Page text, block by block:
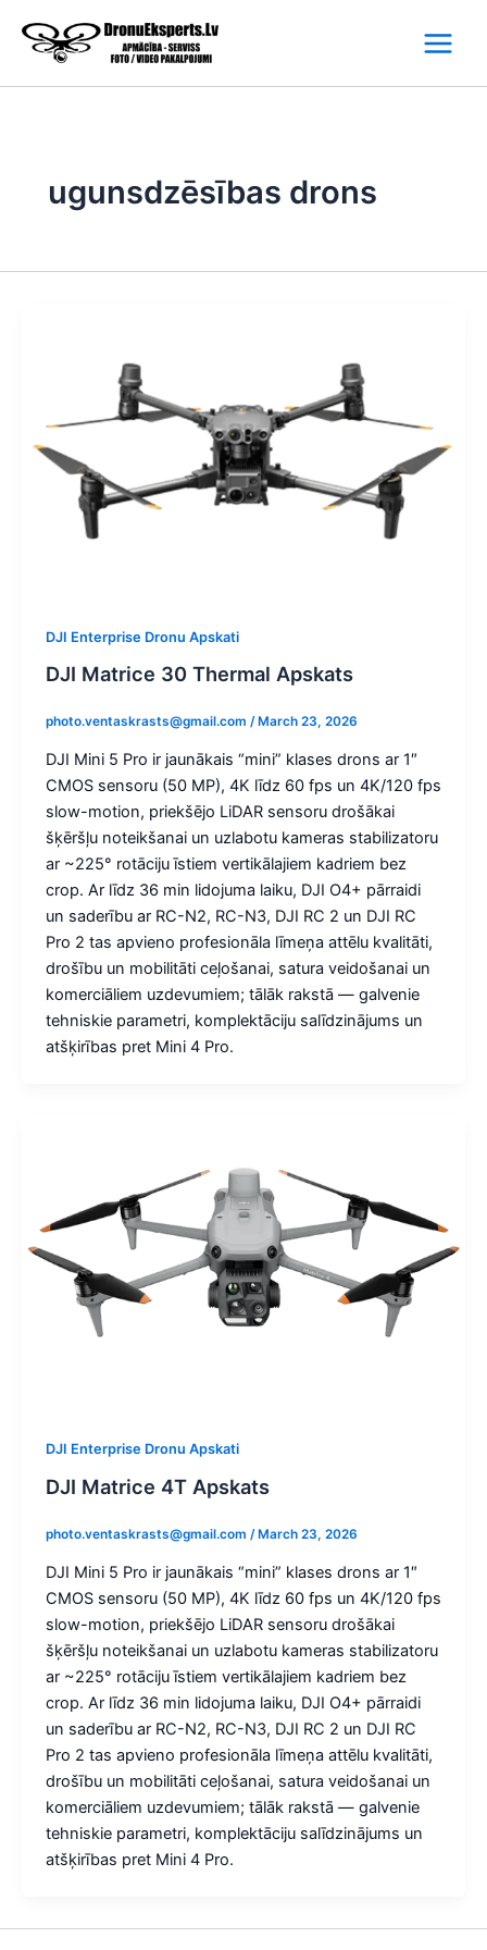
content
ugunsdzēsības drons
DJI Enterprise Dronu Apskati
DJI Matrice 30 Thermal Apskats
photo.ventaskrasts@gmail.com / March 23, 2026
DJI Mini 5 Pro ir jaunākais “mini” klases drons ar 1″
CMOS sensoru (50 MP), 4K līdz 60 fps un 4K/120 fps
slow-motion, priekšējo LiDAR sensoru drošākai
šķēršļu noteikšanai un uzlabotu kameras stabilizatoru
ar ~225° rotāciju īstiem vertikālajiem kadriem bez
crop. Ar līdz 36 min lidojuma laiku, DJI O4+ pārraidi
un saderību ar RC-N2, RC-N3, DJI RC 2 un DJI RC
Pro 2 tas apvieno profesionāla līmeņa attēlu kvalitāti,
drošību un mobilitāti ceļošanai, satura veidošanai un
komerciāliem uzdevumiem; tālāk rakstā — galvenie
tehniskie parametri, komplektāciju salīdzinājums un
atšķirības pret Mini 4 Pro.
DJI Enterprise Dronu Apskati
DJI Matrice 4T Apskats
photo.ventaskrasts@gmail.com /March 23, 2026
DJI Mini 5 Pro ir jaunākais “mini” klases drons ar 1″
CMOS sensoru (50 MP), 4K līdz 60 fps un 4K/120 fps
slow-motion, priekšējo LiDAR sensoru drošākai
šķēršļu noteikšanai un uzlabotu kameras stabilizatoru
ar ~225° rotāciju īstiem vertikālajiem kadriem bez
crop. Ar līdz 36 min lidojuma laiku, DJI O4+ pārraidi
un saderību ar RC-N2, RC-N3, DJI RC 2 un DJI RC
Pro 2 tas apvieno profesionāla līmeņa attēlu kvalitāti,
drošību un mobilitāti ceļošanai, satura veidošanai un
komerciāliem uzdevumiem; tālāk rakstā — galvenie
tehniskie parametri, komplektāciju salīdzinājums un
atšķirības pret Mini 4 Pro.